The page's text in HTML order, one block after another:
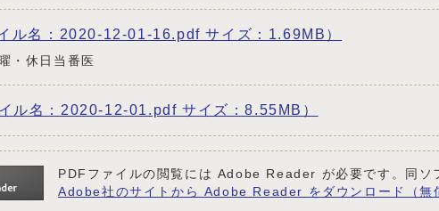
ル名：2020-12-01-16.pdf サイズ：1.69MB）
・休日当番医
ル名：2020-12-01.pdf サイズ：8.55MB）
PDFファイルの閲覧には Adobe Reader が必要です。同ソ
Adobe社のサイトから Adobe Reader をダウンロード（無